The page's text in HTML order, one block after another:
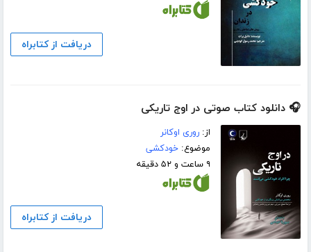
دریافت از کتابراه
🎧 دانلود کتاب صوتی در اوج تاریکی
از:روری اوکانر
موضوع:خودکشی
۹ ساعت و ۵۲ دقیقه
دریافت از کتابراه